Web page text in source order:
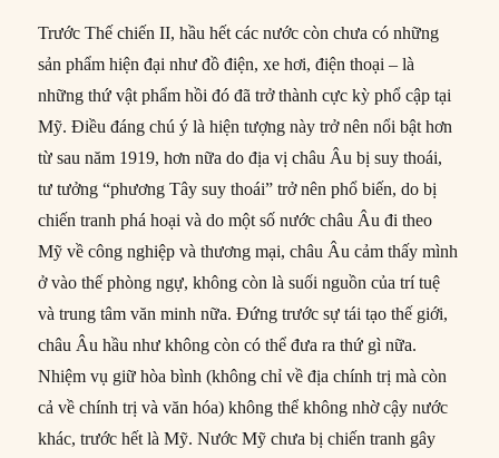
Trước Thế chiến II, hầu hết các nước còn chưa có những
sản phẩm hiện đại như đồ điện, xe hơi, điện thoại – là
những thứ vật phẩm hồi đó đã trở thành cực kỳ phổ cập tại
Mỹ. Điều đáng chú ý là hiện tượng này trở nên nổi bật hơn
từ sau năm 1919, hơn nữa do địa vị châu Âu bị suy thoái,
tư tưởng “phương Tây suy thoái” trở nên phổ biến, do bị
chiến tranh phá hoại và do một số nước châu Âu đi theo
Mỹ về công nghiệp và thương mại, châu Âu cảm thấy mình
ở vào thế phòng ngự, không còn là suối nguồn của trí tuệ
và trung tâm văn minh nữa. Đứng trước sự tái tạo thế giới,
châu Âu hầu như không còn có thể đưa ra thứ gì nữa.
Nhiệm vụ giữ hòa bình (không chỉ về địa chính trị mà còn
cả về chính trị và văn hóa) không thể không nhờ cậy nước
khác, trước hết là Mỹ. Nước Mỹ chưa bị chiến tranh gây